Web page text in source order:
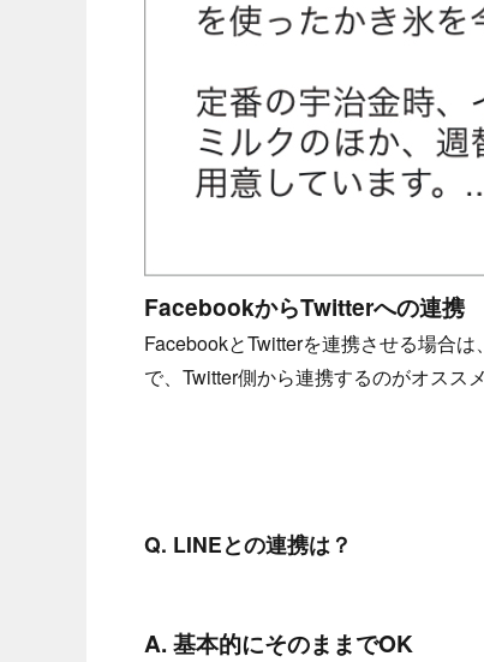
FacebookからTwitterへの連携
FacebookとTwitterを連携させる場合
で、Twitter側から連携するのがオスス
Q. LINEとの連携は？
A. 基本的にそのままでOK